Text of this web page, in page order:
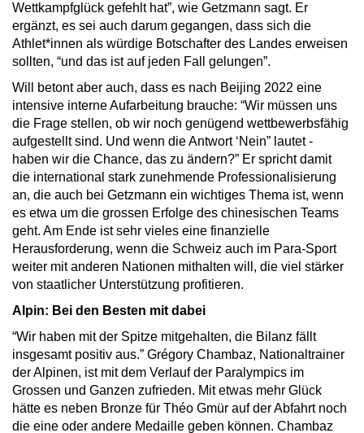
Wettkampfglück gefehlt hat”, wie Getzmann sagt. Er
ergänzt, es sei auch darum gegangen, dass sich die
Athlet*innen als würdige Botschafter des Landes erweisen
sollten, “und das ist auf jeden Fall gelungen”.
Will betont aber auch, dass es nach Beijing 2022 eine
intensive interne Aufarbeitung brauche: “Wir müssen uns
die Frage stellen, ob wir noch genügend wettbewerbsfähig
aufgestellt sind. Und wenn die Antwort ‘Nein” lautet -
haben wir die Chance, das zu ändern?” Er spricht damit
die international stark zunehmende Professionalisierung
an, die auch bei Getzmann ein wichtiges Thema ist, wenn
es etwa um die grossen Erfolge des chinesischen Teams
geht. Am Ende ist sehr vieles eine finanzielle
Herausforderung, wenn die Schweiz auch im Para-Sport
weiter mit anderen Nationen mithalten will, die viel stärker
von staatlicher Unterstützung profitieren.
Alpin: Bei den Besten mit dabei
“Wir haben mit der Spitze mitgehalten, die Bilanz fällt
insgesamt positiv aus.” Grégory Chambaz, Nationaltrainer
der Alpinen, ist mit dem Verlauf der Paralympics im
Grossen und Ganzen zufrieden. Mit etwas mehr Glück
hätte es neben Bronze für Théo Gmür auf der Abfahrt noch
die eine oder andere Medaille geben können. Chambaz